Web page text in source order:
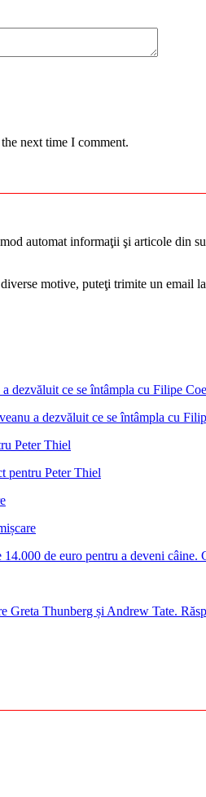
next time I comment.
automat informaţii şi articole din
motive, puteţi trimite un email
a dezvăluit ce se întâmpla cu
pentru Peter Thiel
14.000 de euro pentru a deveni câine.
Greta Thunberg și Andrew Tate.